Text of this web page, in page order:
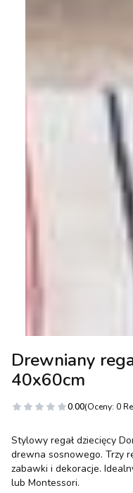
Drewniany
40x60cm
0.00(Oceny: 0
Stylowy regał dziecięcy
drewna sosnowego. Trzy
zabawki i dekoracje.
lub Montessori.